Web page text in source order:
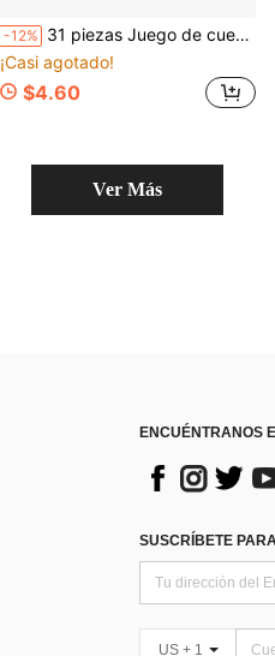
-12% 31 piezas Juego de cuentas de silicona 3D lindas 2026 Papá Noel + Reno navideño + Corona de Adviento al por mayor - Cuentas focales de silicona, cuentas para hacer joyas, pulseras DIY, cordones, accesorios para bolígrafos de cuentas, decoraciones para fiestas navideñas y otras manualidades - Regalo ideal
¡Casi agotado!
$4.60
Ver Más
ENCUÉNTRANOS
SUSCRÍBETE
US + 1